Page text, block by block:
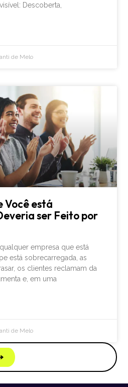
Descoberta,
de Melo
Você está
ser Feito por
empresa que está
está sobrecarregada, as
os clientes reclamam da
e, em uma
de Melo